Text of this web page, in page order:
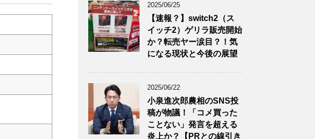
2025/06/25
【速報？】switch2（ス
イッチ2）ゲリラ販売開始
か？転売ヤー涙目？！気
になる現状と今後の展望
2025/06/22
小泉進次郎農相のSNS投
稿が物議！「コメ買った
ことない」発言を超える
炎上か？【PRとの線引き